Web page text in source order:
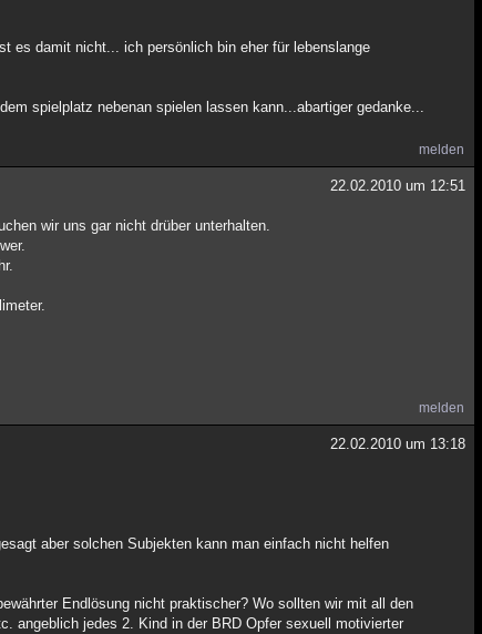
es damit nicht... ich persönlich bin eher für lebenslange
spielplatz nebenan spielen lassen kann...abartiger gedanke...
melden
22.02.2010 um 12:51
wir uns gar nicht drüber unterhalten.
melden
22.02.2010 um 13:18
aber solchen Subjekten kann man einfach nicht helfen
Endlösung nicht praktischer? Wo sollten wir mit all den
angeblich jedes 2. Kind in der BRD Opfer sexuell motivierter